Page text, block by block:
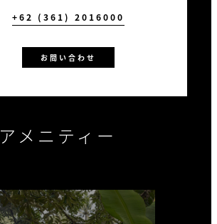
+62 (361) 2016000
お問い合わせ
アメニティー